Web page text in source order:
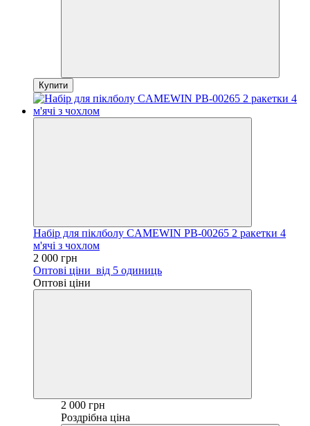
Купити
Набір для піклболу CAMEWIN PB-00265 2 ракетки 4
м'ячі з чохлом
2 000 грн
Оптові ціни від 5 одиниць
Оптові ціни
2 000 грн
Роздрібна ціна